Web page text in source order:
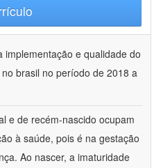
implementação e qualidade do
brasil no período de 2018 a
e de recém-nascido ocupam
à saúde, pois é na gestação
Ao nascer, a imaturidade